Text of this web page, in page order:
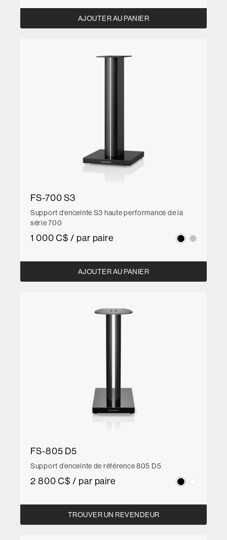
AJOUTER AU PANIER
FS-700 S3
Support d’enceinte S3 haute performance de la
série 700
1 000 C$ / par paire
AJOUTER AU PANIER
FS-805 D5
Support d’enceinte de référence 805 D5
2 800 C$ / par paire
TROUVER UN REVENDEUR